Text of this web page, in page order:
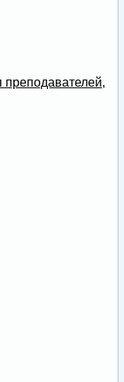
преподавателей,